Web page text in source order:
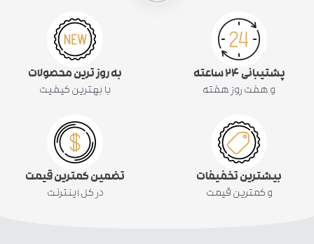
پشتیبانی ۲۴ ساعته
و هفت روز هفته
به روز ترین محصولات
با بهترین کیفیت
بیشترین تخفیفات
و کمترین قیمت
تضمین کمترین قیمت
در کل اینترنت